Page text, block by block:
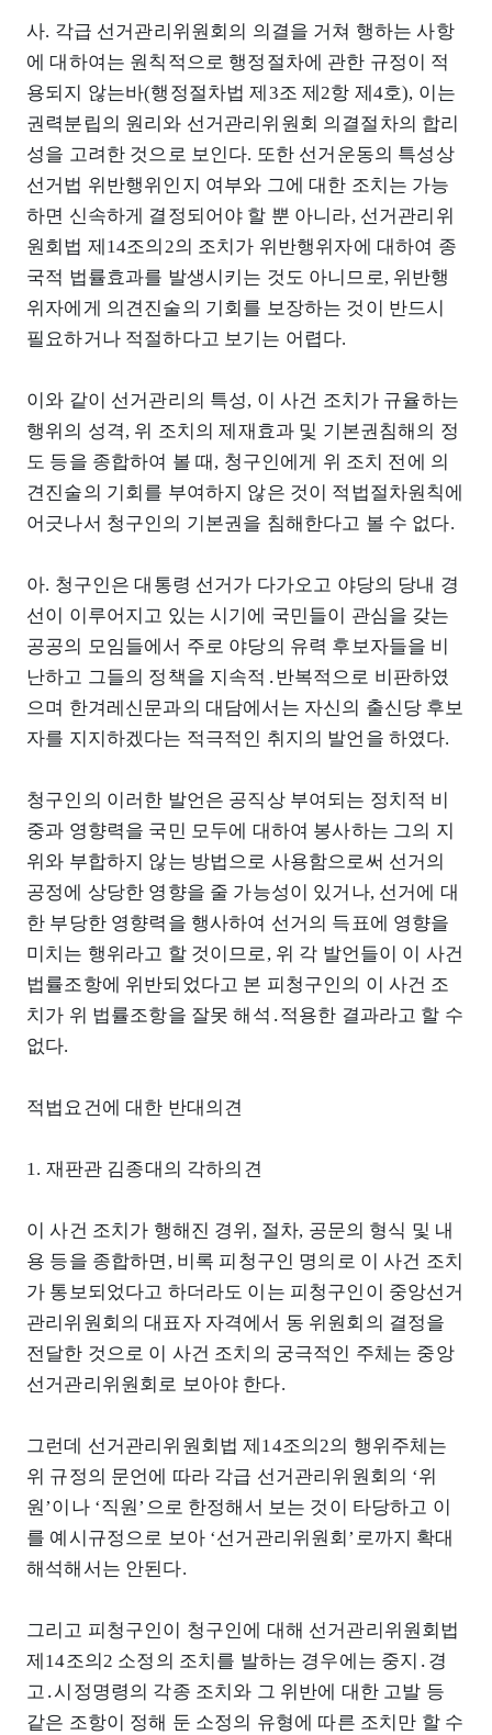
사. 각급 선거관리위원회의 의결을 거쳐 행하는 사항
에 대하여는 원칙적으로 행정절차에 관한 규정이 적
용되지 않는바(행정절차법 제3조 제2항 제4호), 이는
권력분립의 원리와 선거관리위원회 의결절차의 합리
성을 고려한 것으로 보인다. 또한 선거운동의 특성상
선거법 위반행위인지 여부와 그에 대한 조치는 가능
하면 신속하게 결정되어야 할 뿐 아니라, 선거관리위
원회법 제14조의2의 조치가 위반행위자에 대하여 종
국적 법률효과를 발생시키는 것도 아니므로, 위반행
위자에게 의견진술의 기회를 보장하는 것이 반드시
필요하거나 적절하다고 보기는 어렵다.
이와 같이 선거관리의 특성, 이 사건 조치가 규율하는
행위의 성격, 위 조치의 제재효과 및 기본권침해의 정
도 등을 종합하여 볼 때, 청구인에게 위 조치 전에 의
견진술의 기회를 부여하지 않은 것이 적법절차원칙에
어긋나서 청구인의 기본권을 침해한다고 볼 수 없다.
아. 청구인은 대통령 선거가 다가오고 야당의 당내 경
선이 이루어지고 있는 시기에 국민들이 관심을 갖는
공공의 모임들에서 주로 야당의 유력 후보자들을 비
난하고 그들의 정책을 지속적․반복적으로 비판하였
으며 한겨레신문과의 대담에서는 자신의 출신당 후보
자를 지지하겠다는 적극적인 취지의 발언을 하였다.
청구인의 이러한 발언은 공직상 부여되는 정치적 비
중과 영향력을 국민 모두에 대하여 봉사하는 그의 지
위와 부합하지 않는 방법으로 사용함으로써 선거의
공정에 상당한 영향을 줄 가능성이 있거나, 선거에 대
한 부당한 영향력을 행사하여 선거의 득표에 영향을
미치는 행위라고 할 것이므로, 위 각 발언들이 이 사건
법률조항에 위반되었다고 본 피청구인의 이 사건 조
치가 위 법률조항을 잘못 해석․적용한 결과라고 할 수
없다.
적법요건에 대한 반대의견
1. 재판관 김종대의 각하의견
이 사건 조치가 행해진 경위, 절차, 공문의 형식 및 내
용 등을 종합하면, 비록 피청구인 명의로 이 사건 조치
가 통보되었다고 하더라도 이는 피청구인이 중앙선거
관리위원회의 대표자 자격에서 동 위원회의 결정을
전달한 것으로 이 사건 조치의 궁극적인 주체는 중앙
선거관리위원회로 보아야 한다.
그런데 선거관리위원회법 제14조의2의 행위주체는
위 규정의 문언에 따라 각급 선거관리위원회의 ‘위
원’이나 ‘직원’으로 한정해서 보는 것이 타당하고 이
를 예시규정으로 보아 ‘선거관리위원회’로까지 확대
해석해서는 안된다.
그리고 피청구인이 청구인에 대해 선거관리위원회법
제14조의2 소정의 조치를 발하는 경우에는 중지․경
고․시정명령의 각종 조치와 그 위반에 대한 고발 등
같은 조항이 정해 둔 소정의 유형에 따른 조치만 할 수